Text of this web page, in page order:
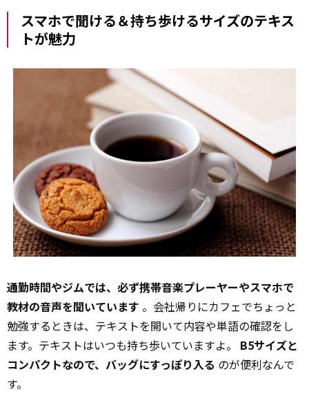
スマホで聞ける＆持ち歩けるサイズのテキス
トが魅力
通勤時間やジムでは、必ず携帯音楽プレーヤーやスマホで
教材の音声を聞いています 。会社帰りにカフェでちょっと
勉強するときは、テキストを開いて内容や単語の確認をし
ます。テキストはいつも持ち歩いていますよ。 B5サイズと
コンパクトなので、バッグにすっぽり入る のが便利なんで
す。